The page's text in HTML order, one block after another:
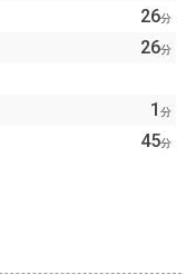
26分
26分
1 分
45分